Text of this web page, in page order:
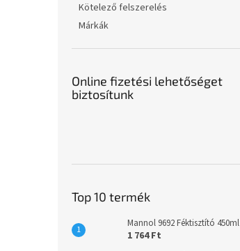
Kötelező felszerelés
Márkák
Online fizetési lehetőséget
biztosítunk
Top 10 termék
Mannol 9692 Féktisztító 450ml
1 764 Ft